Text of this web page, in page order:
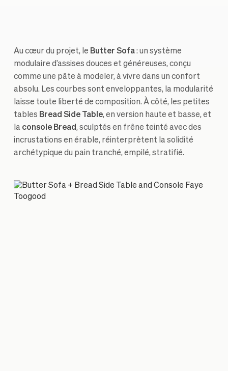
Au cœur du projet, le Butter Sofa: un système
modulaire d’assises douces et généreuses, conçu
comme une pâte à modeler, à vivre dans un confort
absolu. Les courbes sont enveloppantes, la modularité
laisse toute liberté de composition. À côté, les petites
tables Bread Side Table, en version haute et basse, et
la console Bread, sculptés en frêne teinté avec des
incrustations en érable, réinterprètent la solidité
archétypique du pain tranché, empilé, stratifié.